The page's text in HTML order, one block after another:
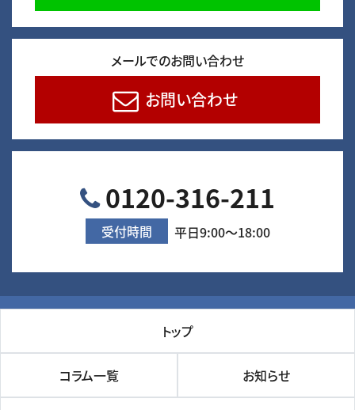
メールでのお問い合わせ
お問い合わせ
0120-316-211
受付時間 平日9:00～18:00
トップ
コラム一覧 お知らせ